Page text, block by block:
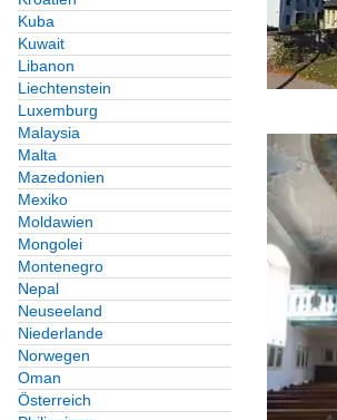
Kuba
Kuwait
Libanon
Liechtenstein
Luxemburg
Malaysia
Malta
Mazedonien
Mexiko
Moldawien
Mongolei
Montenegro
Nepal
Neuseeland
Niederlande
Norwegen
Oman
Österreich